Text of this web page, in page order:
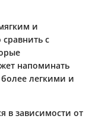
и
с
напоминать
легкими и
в зависимости от